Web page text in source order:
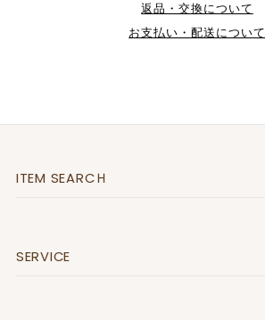
返品・交換について
お支払い・配送について
ITEM SEARCＨ
SERVICE